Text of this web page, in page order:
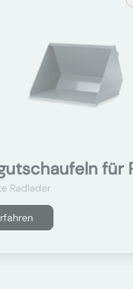
für
Radlader